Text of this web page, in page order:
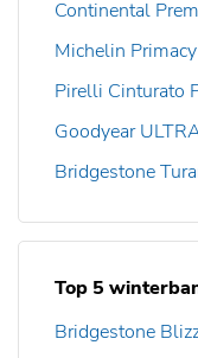
Continental
Michelin
Pirelli Cinturato
Goodyear
Bridgestone
Top 5
Bridgestone